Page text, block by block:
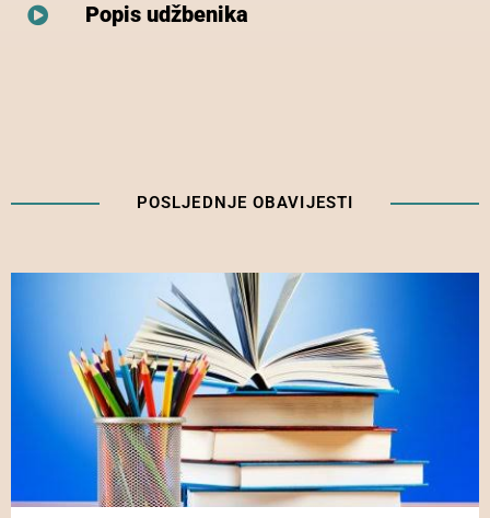
Popis udžbenika
POSLJEDNJE OBAVIJESTI